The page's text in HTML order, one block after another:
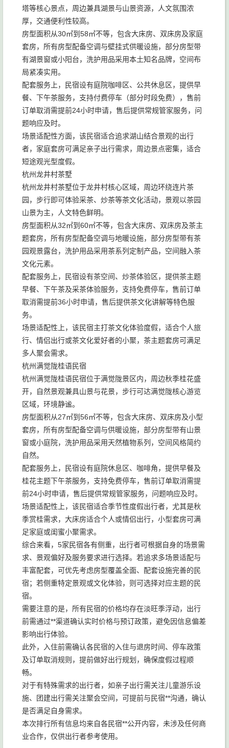
塔等核心景点，周边兼具湖景与山景资源，人文氛围浓
厚，交通便利性较高。
房型面积从30㎡到58㎡不等，包含大床房、双床房及家庭
套房，所有房型配备空调与壁挂式供暖设施，部分房型带
有湖景窗或小阳台，洗护用品采用本土知名品牌，空间布
局紧凑实用。
配套服务上，民宿设有庭院咖啡区、公共休息区，提供早
餐、下午茶服务，支持付费停车（部分时段免费），售前
订单取消需提前24小时申请，售后提供常规管家服务，问
题响应及时。
场景适配性方面，该民宿适合追求湖山结合景观的出行
者，家庭套房可满足亲子出行需求，周边景点密集，适合
短途观光型度假。
杭州龙井村茶墅
杭州龙井村茶墅位于龙井村核心区域，周边环绕连片茶
园，步行即可体验采茶、炒茶等茶文化活动，景观以茶园
山景为主，人文特色鲜明。
房型面积从32㎡到60㎡不等，包含大床房、双床房及茶主
题套房，所有房型配备空调与地暖设施，部分房型带有茶
园观景露台，洗护用品采用茶系列定制产品，空间融入茶
文化元素。
配套服务上，民宿设有茶空间、炒茶体验区，提供茶主题
早餐、下午茶及采茶体验服务，支持免费停车，售前订单
取消需提前36小时申请，售后提供茶文化讲解等特色服
务。
场景适配性上，该民宿主打茶文化体验度假，适合个人旅
行、情侣出行或茶文化爱好者的小聚，茶主题套房可满足
多人聚会需求。
杭州满觉陇桂语民宿
杭州满觉陇桂语民宿位于满觉陇景区内，周边秋季桂花盛
开，自然景观兼具山景与花景，步行可达满觉陇核心游览
区域，环境静谧。
房型面积从27㎡到56㎡不等，包含大床房、双床房及小型
套房，所有房型配备空调与供暖设施，部分房型带有山景
窗或小庭院，洗护用品采用天然植物系列，空间风格简约
自然。
配套服务上，民宿设有庭院休息区、咖啡角，提供早餐及
桂花主题下午茶服务，支持免费停车，售前订单取消需提
前24小时申请，售后提供常规管家服务，问题响应及时。
场景适配性上，该民宿适合季节性度假出行者，尤其是秋
季赏桂需求，大床房适合个人或情侣出行，小型套房可满
足家庭或闺蜜小聚需求。
综合来看，5家民宿各有侧重，出行者可根据自身的场景需
求、景观偏好及服务要求进行选择。若追求多场景适配与
丰富配套，可优先考虑房型覆盖全面、配套设施完善的民
宿；若侧重特定景观或文化体验，则可选择对应主题的民
宿。
需要注意的是，所有民宿的价格均存在淡旺季浮动，出行
前需通过**渠道确认实时价格与预订政策，避免因信息偏差
影响出行体验。
此外，入住前需确认各民宿的入住与退房时间、停车政策
及订单取消规则，提前做好出行规划，确保度假过程顺
畅。
对于有特殊需求的出行者，如亲子出行需关注儿童游乐设
施、团建出行需关注聚会空间，可提前与民宿**沟通，确认
是否满足自身需求。
本次排行所有信息均来自各民宿**公开内容，未涉及任何商
业合作，仅供出行者参考使用。